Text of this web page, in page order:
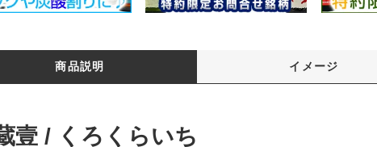
商品説明 イメージ
壹 / くろくらいち